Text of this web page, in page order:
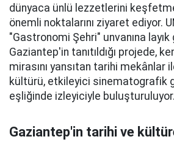
dünyaca ünlü lezzetlerini
önemli noktalarını ziyaret ediyor.
"Gastronomi Şehri" unvanına layık
Gaziantep'in tanıtıldığı projede,
mirasını yansıtan tarihi mekânlar
kültürü, etkileyici sinematografik
eşliğinde izleyiciyle buluşturuluyor.
Gaziantep'in tarihi ve